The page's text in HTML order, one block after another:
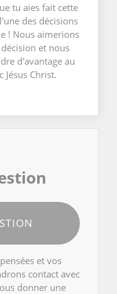
tu aies fait cette
des décisions
! Nous aimerions
et nous
d'avantage au
Jésus Christ.
et vos
contact avec
donner une